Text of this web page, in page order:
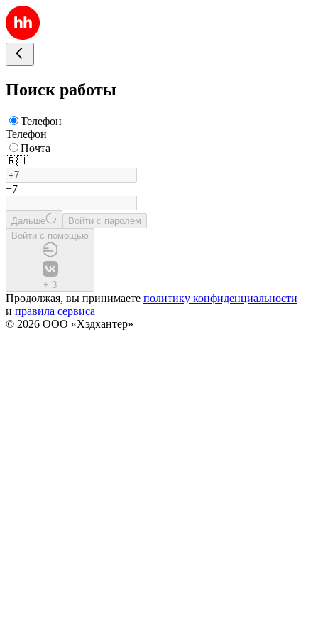
Поиск работы
Телефон
Телефон
Почта
🇷🇺
+7
Дальше
Войти с паролем
Войти с помощью
+ 3
Продолжая, вы принимаете политику конфиденциальности
и правила сервиса
© 2026 ООО «Хэдхантер»